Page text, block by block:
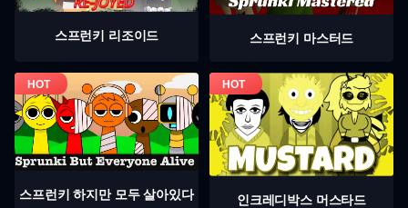
스프런키 리조이드 스프런키 마스터드
스프런키 하지만 모두 살아있다 인크레디박스 머스타드